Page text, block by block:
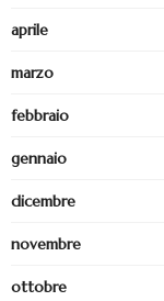
aprile
marzo
febbraio
gennaio
dicembre
novembre
ottobre